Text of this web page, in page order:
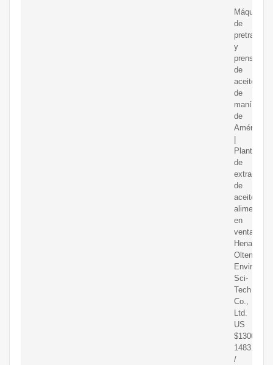
Máquina
de
y
prensado
de
aceite
de
maní
de
América
Planta
de
extracción
de
aceite
alimentario
en
venta.
Henan
Olten
Sci-
Tech
Co.,
Ltd.
US
$1300.0-
1483.0
/